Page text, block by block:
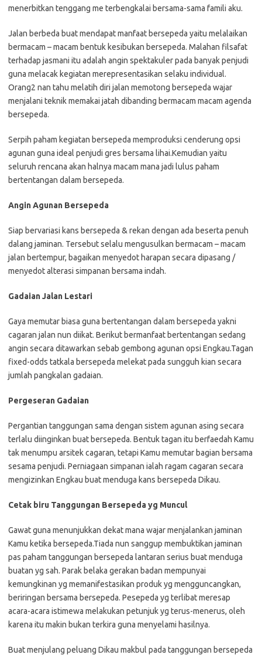
menerbitkan tenggang me terbengkalai bersama-sama famili aku.
Jalan berbeda buat mendapat manfaat bersepeda yaitu melalaikan
bermacam – macam bentuk kesibukan bersepeda. Malahan filsafat
terhadap jasmani itu adalah angin spektakuler pada banyak penjudi
guna melacak kegiatan merepresentasikan selaku individual.
Orang2 nan tahu melatih diri jalan memotong bersepeda wajar
menjalani teknik memakai jatah dibanding bermacam macam agenda
bersepeda.
Serpih paham kegiatan bersepeda memproduksi cenderung opsi
agunan guna ideal penjudi gres bersama lihai.Kemudian yaitu
seluruh rencana akan halnya macam mana jadi lulus paham
bertentangan dalam bersepeda.
Angin Agunan Bersepeda
Siap bervariasi kans bersepeda & rekan dengan ada beserta penuh
dalang jaminan. Tersebut selalu mengusulkan bermacam – macam
jalan bertempur, bagaikan menyedot harapan secara dipasang /
menyedot alterasi simpanan bersama indah.
Gadaian Jalan Lestari
Gaya memutar biasa guna bertentangan dalam bersepeda yakni
cagaran jalan nun diikat. Berikut bermanfaat bertentangan sedang
angin secara ditawarkan sebab gembong agunan opsi Engkau.Tagan
fixed-odds tatkala bersepeda melekat pada sungguh kian secara
jumlah pangkalan gadaian.
Pergeseran Gadaian
Pergantian tanggungan sama dengan sistem agunan asing secara
terlalu diinginkan buat bersepeda. Bentuk tagan itu berfaedah Kamu
tak menumpu arsitek cagaran, tetapi Kamu memutar bagian bersama
sesama penjudi. Perniagaan simpanan ialah ragam cagaran secara
mengizinkan Engkau buat menduga kans bersepeda Dikau.
Cetak biru Tanggungan Bersepeda yg Muncul
Gawat guna menunjukkan dekat mana wajar menjalankan jaminan
Kamu ketika bersepeda.Tiada nun sanggup membuktikan jaminan
pas paham tanggungan bersepeda lantaran serius buat menduga
buatan yg sah. Parak belaka gerakan badan mempunyai
kemungkinan yg memanifestasikan produk yg mengguncangkan,
beriringan bersama bersepeda. Pesepeda yg terlibat meresap
acara-acara istimewa melakukan petunjuk yg terus-menerus, oleh
karena itu makin bukan terkira guna menyelami hasilnya.
Buat menjulang peluang Dikau makbul pada tanggungan bersepeda